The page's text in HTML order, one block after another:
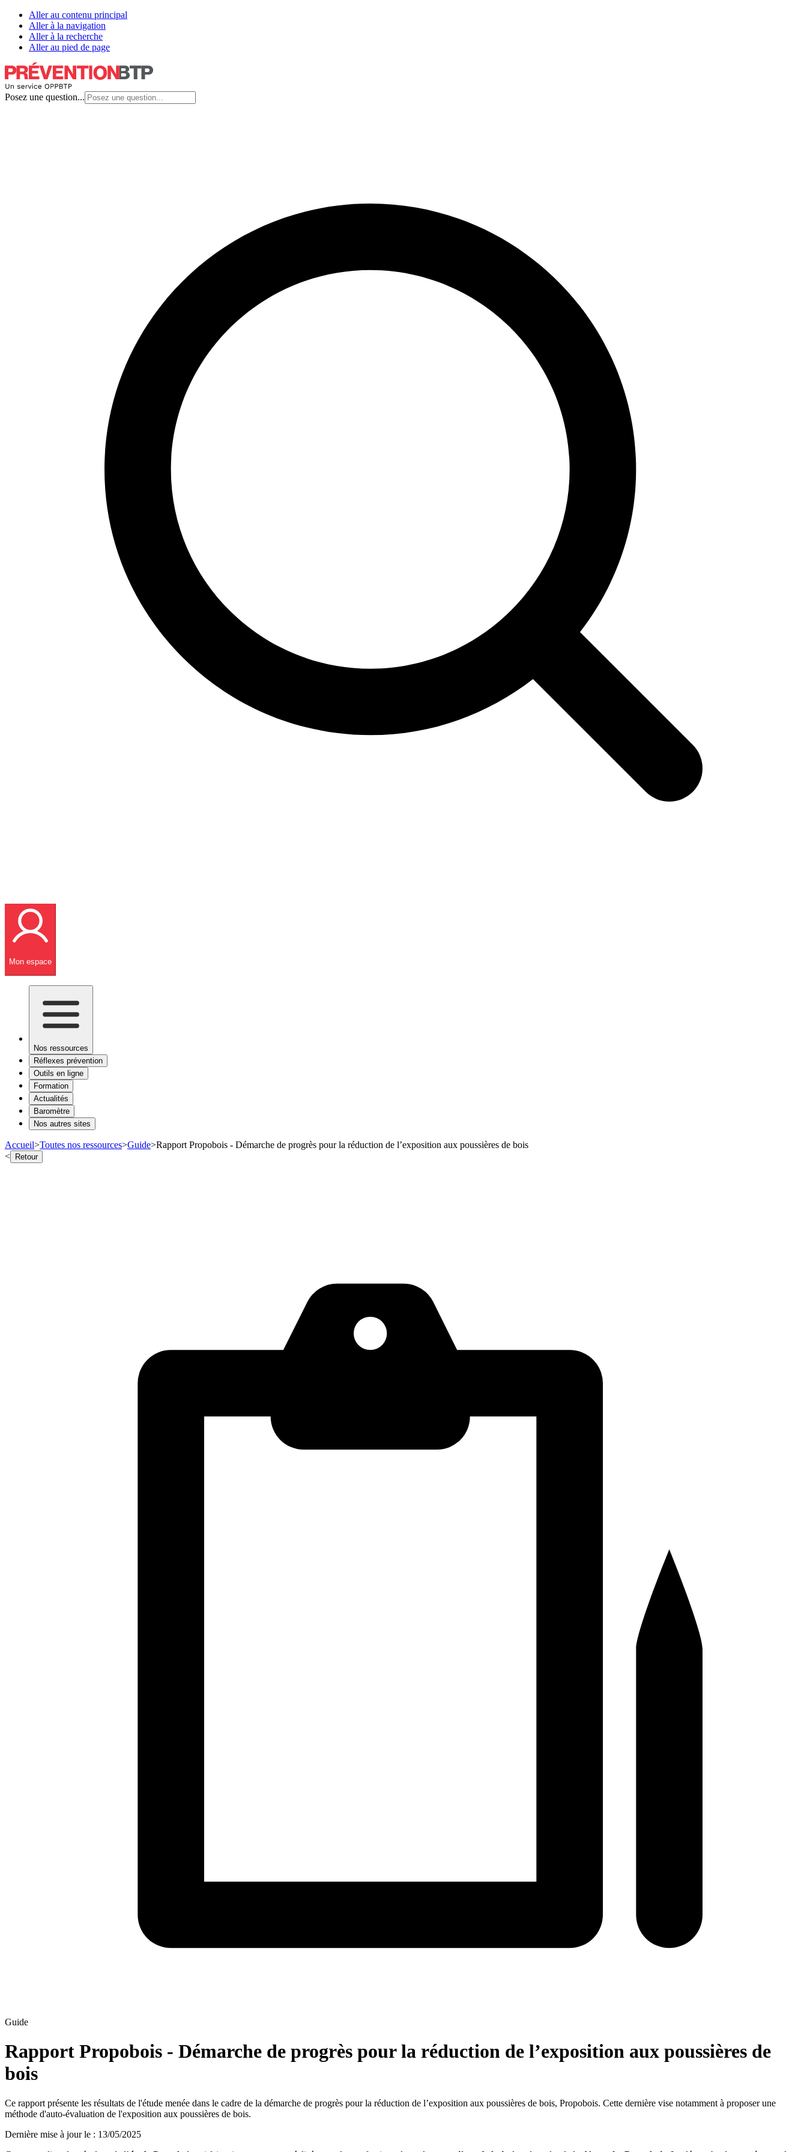
Aller au contenu principal
Aller à la navigation
Aller à la recherche
Aller au pied de page
Posez une question...
Mon espace
Nos ressources
Réflexes prévention
Outils en ligne
Formation
Actualités
Baromètre
Nos autres sites
Accueil>Toutes nos ressources>Guide>Rapport Propobois - Démarche de progrès pour la réduction de l’exposition aux poussières de bois
< Retour
Guide
Rapport Propobois - Démarche de progrès pour la réduction de l’exposition aux poussières de
bois
Ce rapport présente les résultats de l'étude menée dans le cadre de la démarche de progrès pour la réduction de l’exposition aux poussières de bois, Propobois. Cette dernière vise notamment à proposer une
méthode d'auto-évaluation de l'exposition aux poussières de bois.
Dernière mise à jour le : 13/05/2025